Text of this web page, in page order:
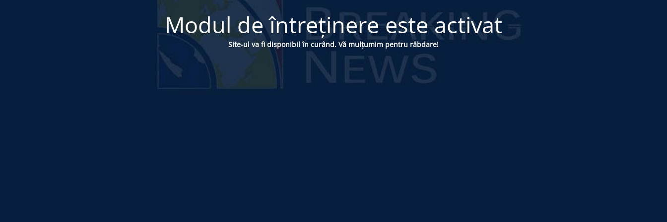
Modul de întreținere este activat
Site-ul va fi disponibil în curând. Vă mulțumim pentru răbdare!